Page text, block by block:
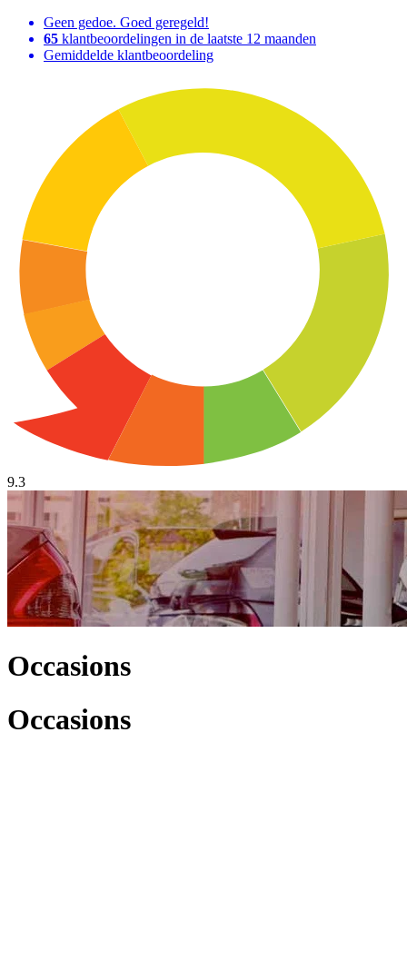
Geen gedoe. Goed geregeld!
65 klantbeoordelingen in de laatste 12 maanden
Gemiddelde klantbeoordeling
9.3
Occasions
Occasions